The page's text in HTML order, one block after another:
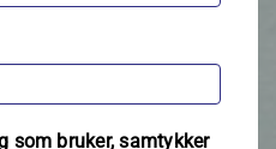
som bruker, samtykker